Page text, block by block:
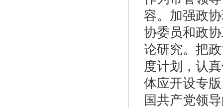
容。加强政
协委员和政
论研究。把
度计划，认
体应开设专
国共产党领